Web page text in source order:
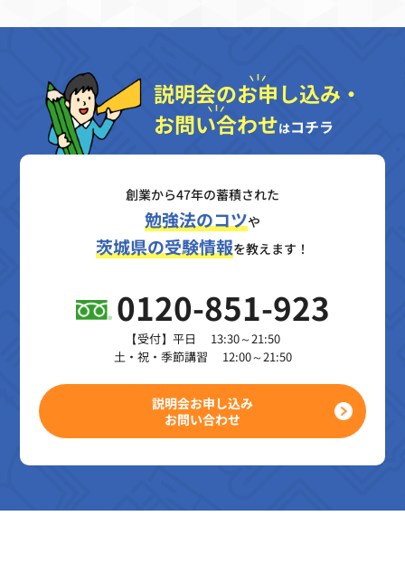
説明会のお申し込み・
お問い合わせはコチラ
創業から47年の蓄積された
勉強法のコツや
茨城県の受験情報を教えます！
0120-851-923
【受付】平日 13:30～21:50
土・祝・季節講習 12:00～21:50
説明会お申し込み
お問い合わせ